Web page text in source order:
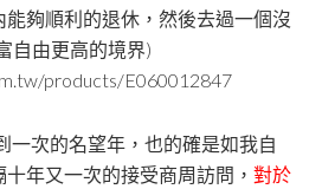
夠順利的退休，然後去過一個沒
自由更高的境界)
products/E060012847
一次的名望年，也的確是如我自
十年又一次的接受商周訪問，對於